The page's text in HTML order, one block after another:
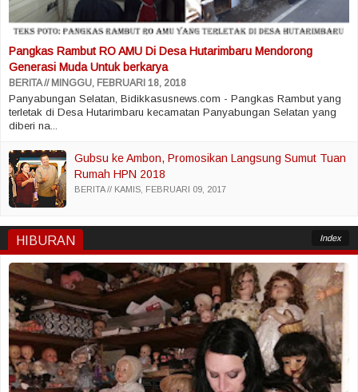
Pangkas Rambut RO AMU Di Desa Hutarimbaru Mendorong
Generasi Muda Untuk berkarya
BERITA MINGGU, FEBRUARI 18, 2018
Panyabungan Selatan, Bidikkasusnews.com - Pangkas Rambut yang
terletak di Desa Hutarimbaru kecamatan Panyabungan Selatan yang
diberi na...
Gubsu ke Ambon, Promosikan Langsung Sumut Tuan
Rumah HPN 2018
BERITA KAMIS, FEBRUARI 09, 2017
HIBURAN Index